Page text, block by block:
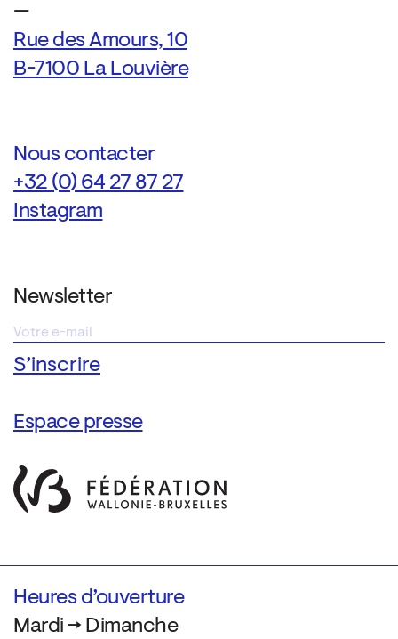
—
Rue des Amours, 10
B-7100 La Louvière
Nous contacter
+32 (0) 64 27 87 27
Instagram
Newsletter
Espace presse
Heures d’ouverture
Mardi → Dimanche